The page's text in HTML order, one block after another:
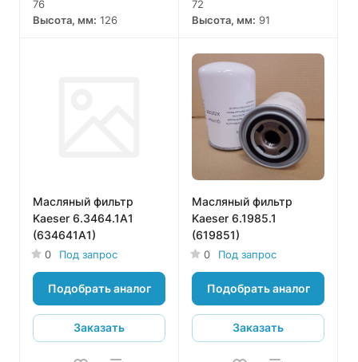
76
Высота, мм: 126
72
Высота, мм: 91
Масляный фильтр
Kaeser 6.3464.1A1
(634641A1)
0 Под запрос
Подобрать аналог
Заказать
Масляный фильтр
Kaeser 6.1985.1
(619851)
0 Под запрос
Подобрать аналог
Заказать